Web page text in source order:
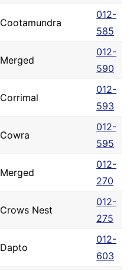
Cootamundra
012-
585
Merged
012-
590
Corrimal
012-
593
Cowra
012-
595
Merged
012-
270
Crows Nest
012-
275
Dapto
012-
603